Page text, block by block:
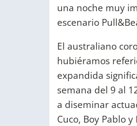
una noche muy
escenario
El australiano
hubiéramos
expandida
semana del 9 al
a diseminar
Cuco, Boy Pablo